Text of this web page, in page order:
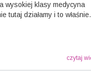
wysokiej klasy medycyna
tutaj działamy i to
czytaj